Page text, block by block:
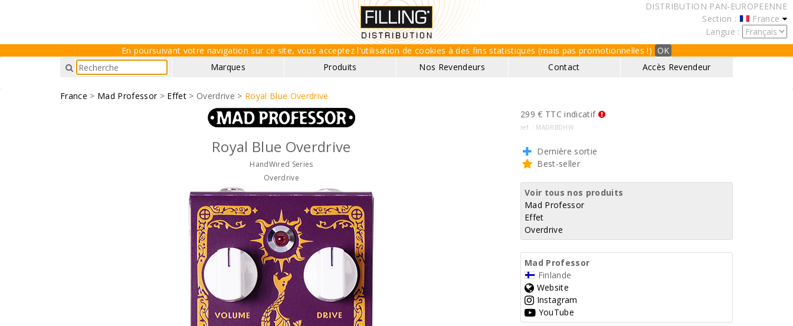
DISTRIBUTION PAN-EUROPEENNE
Section :
France
Langue :
En poursuivant votre navigation sur ce site, vous acceptez l'utilisation de cookies à des fins statistiques (mais pas promotionnelles !) OK
Marques
Produits Nos Revendeurs Contact Accès Revendeur
France > Mad Professor> Effet > Overdrive > Royal Blue Overdrive
Royal Blue Overdrive
HandWired Series
Overdrive
299 € TTC indicatif
ref. : MADRBDHW
Dernière sortie
Best-seller
Voir tous nos produits
Mad Professor
Effet
Overdrive
Mad Professor
Finlande
Website
Instagram
YouTube